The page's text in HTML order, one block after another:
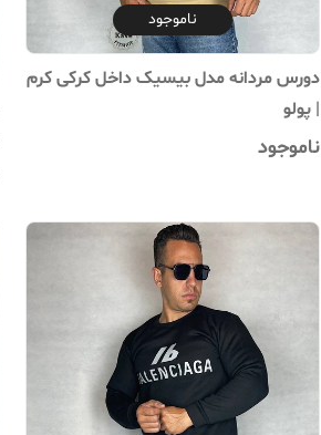
ناموجود
دورس مردانه مدل بیسیک داخل کرکی کرم
| پولو
ناموجود